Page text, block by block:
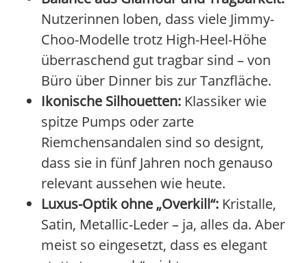
Nutzerinnen loben, dass viele Jimmy-
Choo-Modelle trotz High-Heel-Höhe
überraschend gut tragbar sind – von
Büro über Dinner bis zur Tanzfläche.
Ikonische Silhouetten: Klassiker wie
spitze Pumps oder zarte
Riemchensandalen sind so designt,
dass sie in fünf Jahren noch genauso
relevant aussehen wie heute.
Luxus-Optik ohne „Overkill“: Kristalle,
Satin, Metallic-Leder – ja, alles da. Aber
meist so eingesetzt, dass es elegant